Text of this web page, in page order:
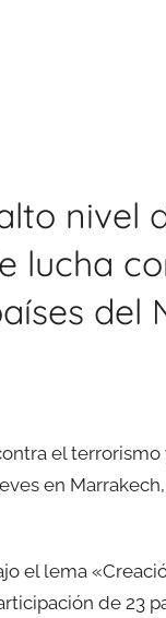
nivel
lucha
del
el
en
el lema
de 23